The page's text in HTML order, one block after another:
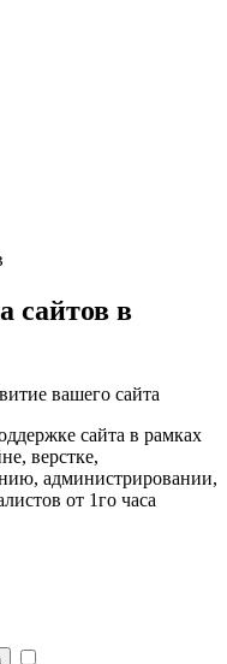
сайтов в
вашего сайта
сайта в рамках
верстке,
администрировании,
от 1го часа